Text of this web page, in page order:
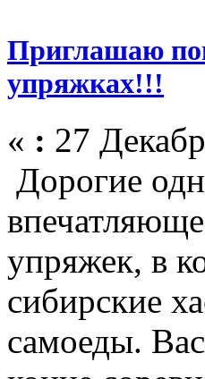
Приглашаю
упряжках!!!
« : 27
Дорогие
упряжек, в
сибирские
самоеды.